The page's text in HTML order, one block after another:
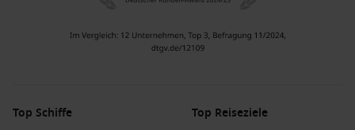
Top Schiffe Top Reiseziele